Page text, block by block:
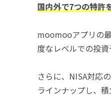
国内外で7つの特許
moomooアプリの
度なレベルでの投資
さらに、NISA対応
ラインナップし、